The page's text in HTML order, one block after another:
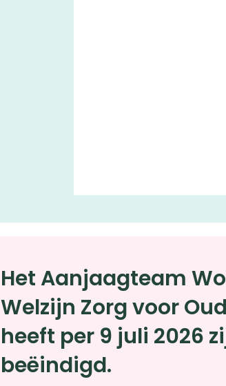
Het Aanjaagteam
Welzijn Zorg voor
heeft per 9 juli 2026
beëindigd.